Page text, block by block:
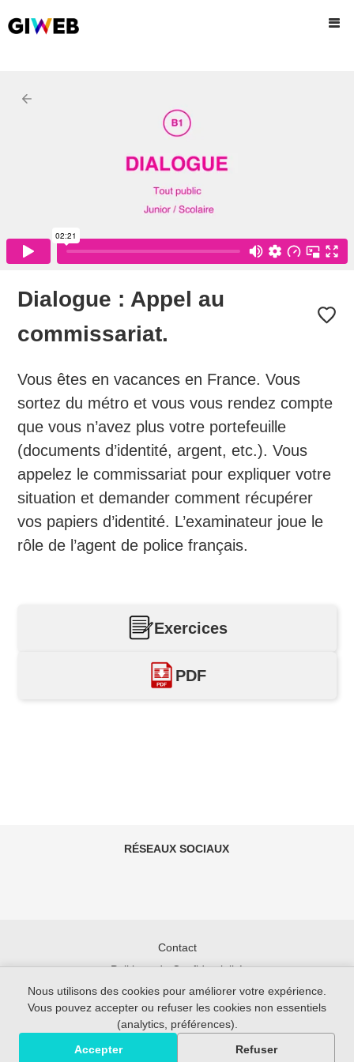
Dialogue : Appel au
commissariat.
Vous êtes en vacances en France. Vous
sortez du métro et vous vous rendez compte
que vous n’avez plus votre portefeuille
(documents d’identité, argent, etc.). Vous
appelez le commissariat pour expliquer votre
situation et demander comment récupérer
vos papiers d’identité. L’examinateur joue le
rôle de l’agent de police français.
Exercices
PDF
RÉSEAUX SOCIAUX
GIWEB
© 2026
Contact
Politique de Confidentialité
Conditions
Nous utilisons des cookies pour améliorer votre expérience.
Vous pouvez accepter ou refuser les cookies non essentiels
(analytics, préférences).
Accepter
Refuser